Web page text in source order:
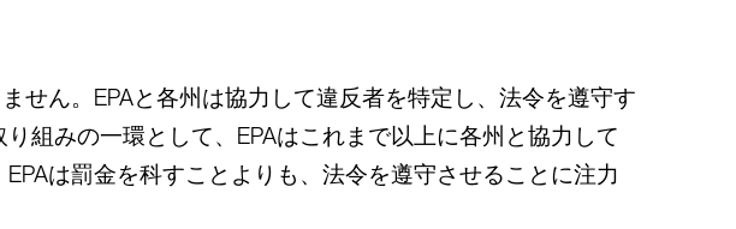
せん。EPAと各州は協力して違反者を特定し、法令を遵守す
組みの一環として、EPAはこれまで以上に各州と協力して
は罰金を科すことよりも、法令を遵守させることに注力